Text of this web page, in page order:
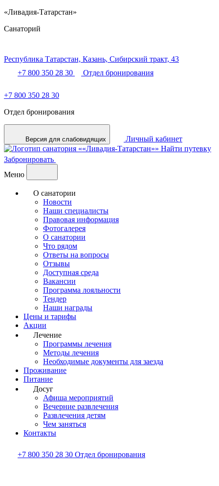
«Ливадия-Татарстан»
Санаторий
Республика Татарстан, Казань, Сибирский тракт, 43
+7 800 350 28 30
Отдел бронирования
+7 800 350 28 30
Отдел бронирования
Версия для слабовидящих
Личный кабинет
Найти путевку
Забронировать
Меню
О санатории
Новости
Наши специалисты
Правовая информация
Фотогалерея
О санатории
Что рядом
Ответы на вопросы
Отзывы
Доступная среда
Вакансии
Программа лояльности
Тендер
Наши награды
Цены и тарифы
Акции
Лечение
Программы лечения
Методы лечения
Необходимые документы для заезда
Проживание
Питание
Досуг
Афиша мероприятий
Вечерние развлечения
Развлечения детям
Чем заняться
Контакты
+7 800 350 28 30 Отдел бронирования